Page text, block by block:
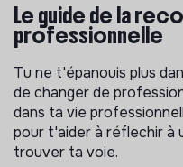
Le guide de la
professionnelle
Tu ne t'épanouis plus
de changer de
dans ta vie
pour t'aider à réflechir à
trouver ta voie.